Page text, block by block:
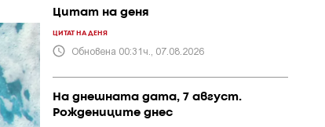
Цитат на деня
ЦИТАТ НА ДЕНЯ
Обновена 00:31ч., 07.08.2026
На днешната дата, 7 август.
Рождениците днес